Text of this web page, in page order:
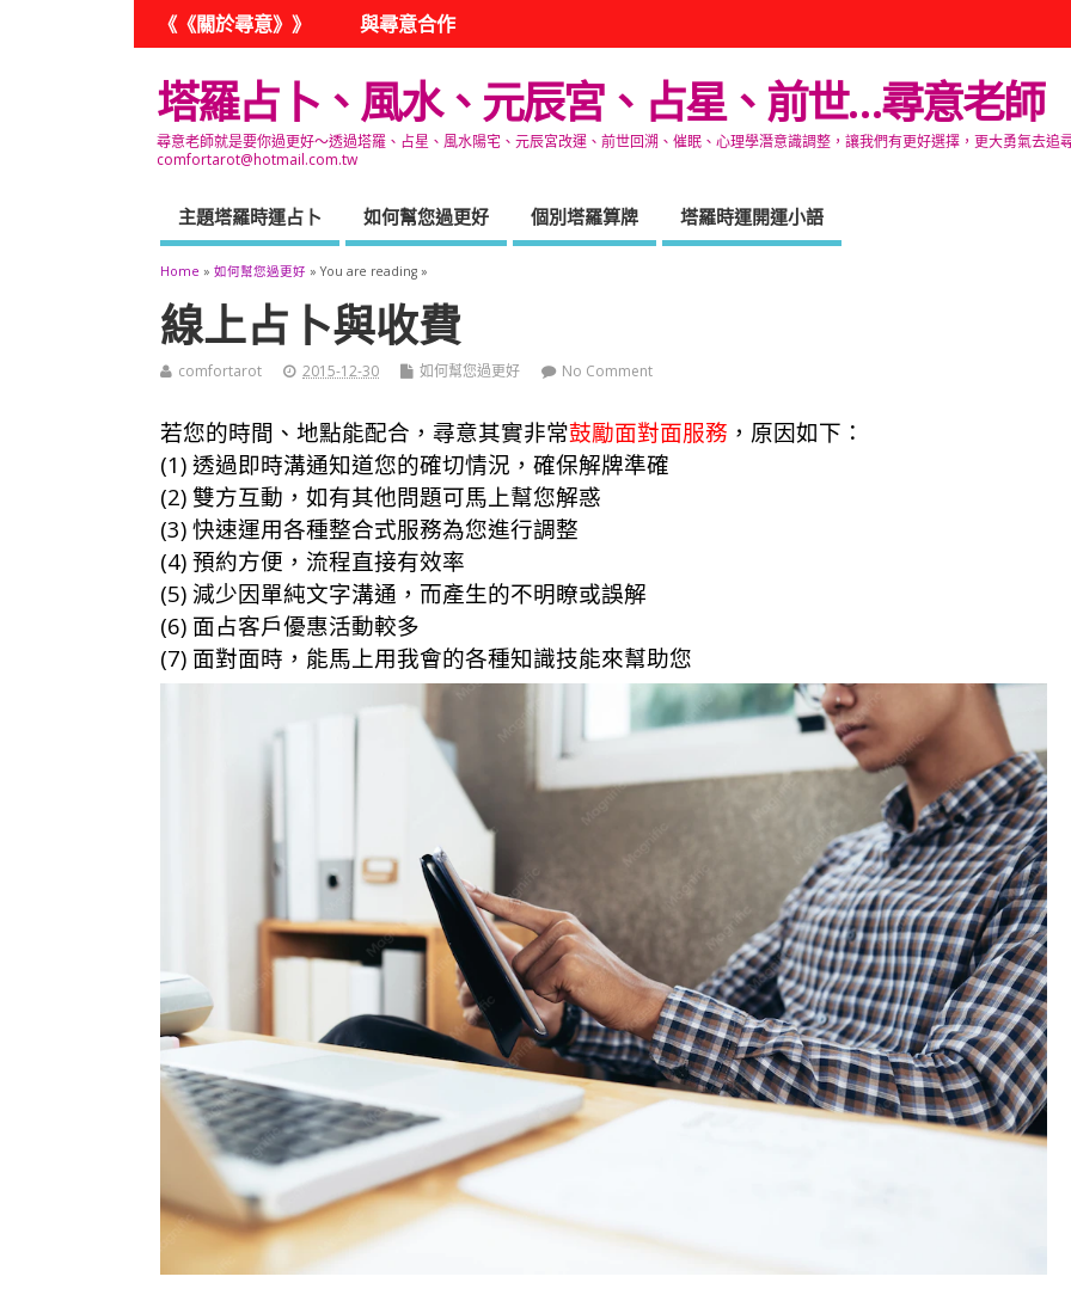
《《關於尋意》》 與尋意合作
塔羅占卜、風水、元辰宮、占星、前世…尋意老師
尋意老師就是要你過更好～透過塔羅、占星、風水陽宅、元辰宮改運、前世回溯、催眠、心理學潛意識調整，讓我們有更好選擇，更大勇氣去
comfortarot@hotmail.com.tw
主題塔羅時運占卜 如何幫您過更好 個別塔羅算牌 塔羅時運開運小語
Home »如何幫您過更好 » You are reading »
線上占卜與收費
comfortarot 2015-12-30 如何幫您過更好 No Comment
若您的時間、地點能配合，尋意其實非常鼓勵面對面服務 ，原因如下：
(1) 透過即時溝通知道您的確切情況，確保解牌準確
(2) 雙方互動，如有其他問題可馬上幫您解惑
(3) 快速運用各種整合式服務為您進行調整
(4) 預約方便，流程直接有效率
(5) 減少因單純文字溝通，而產生的不明瞭或誤解
(6) 面占客戶優惠活動較多
(7) 面對面時，能馬上用我會的各種知識技能來幫助您